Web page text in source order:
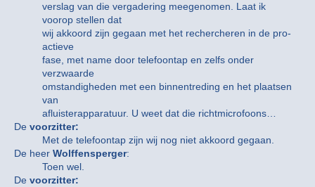
verslag van die vergadering meegenomen. Laat ik
voorop stellen dat
wij akkoord zijn gegaan met het rechercheren in de pro-
actieve
fase, met name door telefoontap en zelfs onder
verzwaarde
omstandigheden met een binnentreding en het plaatsen
van
afluisterapparatuur. U weet dat die richtmicrofoons…
De voorzitter:
Met de telefoontap zijn wij nog niet akkoord gegaan.
De heer Wolffensperger:
Toen wel.
De voorzitter: